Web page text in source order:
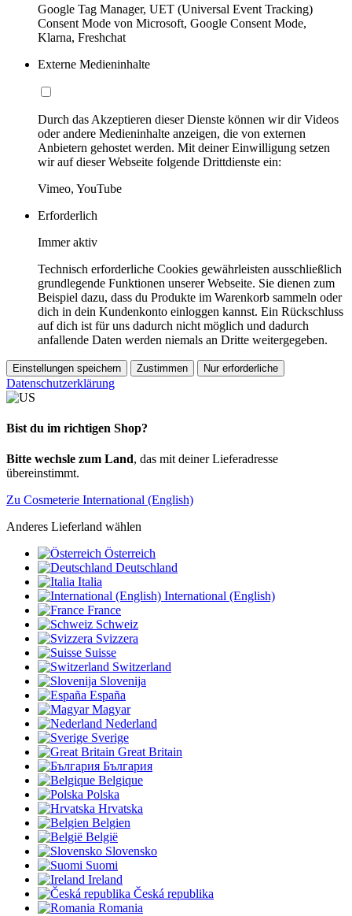
Google Tag Manager, UET (Universal Event Tracking)
Consent Mode von Microsoft, Google Consent Mode,
Klarna, Freshchat
Externe Medieninhalte
Durch das Akzeptieren dieser Dienste können wir dir Videos
oder andere Medieninhalte anzeigen, die von externen
Anbietern gehostet werden. Mit deiner Einwilligung setzen
wir auf dieser Webseite folgende Drittdienste ein:
Vimeo, YouTube
Erforderlich
Immer aktiv
Technisch erforderliche Cookies gewährleisten ausschließlich
grundlegende Funktionen unserer Webseite. Sie dienen zum
Beispiel dazu, dass du Produkte im Warenkorb sammeln oder
dich in dein Kundenkonto einloggen kannst. Ein Rückschluss
auf dich ist für uns dadurch nicht möglich und dadurch
anfallende Daten werden niemals an Dritte weitergegeben.
Einstellungen speichern Zustimmen Nur erforderliche
Datenschutzerklärung
Bist du im richtigen Shop?
Bitte wechsle zum Land, das mit deiner Lieferadresse
übereinstimmt.
Zu Cosmeterie International (English)
Anderes Lieferland wählen
Österreich
Deutschland
Italia
International (English)
France
Schweiz
Svizzera
Suisse
Switzerland
Slovenija
España
Magyar
Nederland
Sverige
Great Britain
България
Belgique
Polska
Hrvatska
Belgien
België
Slovensko
Suomi
Ireland
Česká republika
Romania